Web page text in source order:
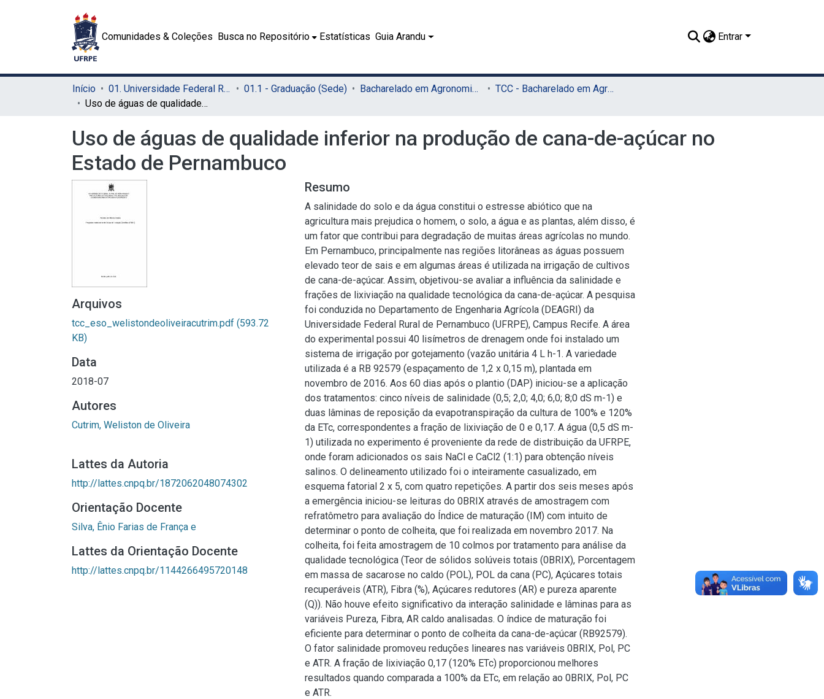
Comunidades & Coleções Busca no Repositório Estatísticas Guia Arandu Entrar
Início 01. Universidade Federal Rural de Pernambuco - UFRPE (Sede) 01.1 - Graduação (Sede) Bacharelado em Agronomia (Sede)
TCC - Bacharelado em Agronomia (Sede)
Uso de águas de qualidade inferior na produção de cana-de-açúcar no Estado de Pernambuco
Uso de águas de qualidade inferior na produção de cana-de-açúcar no
Estado de Pernambuco
Arquivos
tcc_eso_welistondeoliveiracutrim.pdf (593.72
KB)
Data
2018-07
Autores
Cutrim, Weliston de Oliveira
Lattes da Autoria
http://lattes.cnpq.br/1872062048074302
Orientação Docente
Silva, Ênio Farias de França e
Lattes da Orientação Docente
http://lattes.cnpq.br/1144266495720148
Resumo
A salinidade do solo e da água constitui o estresse abiótico que na
agricultura mais prejudica o homem, o solo, a água e as plantas, além disso, é
um fator que contribui para degradação de muitas áreas agrícolas no mundo.
Em Pernambuco, principalmente nas regiões litorâneas as águas possuem
elevado teor de sais e em algumas áreas é utilizada na irrigação de cultivos
de cana-de-açúcar. Assim, objetivou-se avaliar a influência da salinidade e
frações de lixiviação na qualidade tecnológica da cana-de-açúcar. A pesquisa
foi conduzida no Departamento de Engenharia Agrícola (DEAGRI) da
Universidade Federal Rural de Pernambuco (UFRPE), Campus Recife. A área
do experimental possui 40 lisímetros de drenagem onde foi instalado um
sistema de irrigação por gotejamento (vazão unitária 4 L h-1. A variedade
utilizada é a RB 92579 (espaçamento de 1,2 x 0,15 m), plantada em
novembro de 2016. Aos 60 dias após o plantio (DAP) iniciou-se a aplicação
dos tratamentos: cinco níveis de salinidade (0,5; 2,0; 4,0; 6,0; 8;0 dS m-1) e
duas lâminas de reposição da evapotranspiração da cultura de 100% e 120%
da ETc, correspondentes a fração de lixiviação de 0 e 0,17. A água (0,5 dS m-
1) utilizada no experimento é proveniente da rede de distribuição da UFRPE,
onde foram adicionados os sais NaCl e CaCl2 (1:1) para obtenção níveis
salinos. O delineamento utilizado foi o inteiramente casualizado, em
esquema fatorial 2 x 5, com quatro repetições. A partir dos seis meses após
a emergência iniciou-se leituras do 0BRIX através de amostragem com
refratômetro para avaliação do Índice de maturação (IM) com intuito de
determinar o ponto de colheita, que foi realizada em novembro 2017. Na
colheita, foi feita amostragem de 10 colmos por tratamento para análise da
qualidade tecnológica (Teor de sólidos solúveis totais (0BRIX), Porcentagem
em massa de sacarose no caldo (POL), POL da cana (PC), Açúcares totais
recuperáveis (ATR), Fibra (%), Açúcares redutores (AR) e pureza aparente
(Q)). Não houve efeito significativo da interação salinidade e lâminas para as
variáveis Pureza, Fibra, AR caldo analisadas. O índice de maturação foi
eficiente para determinar o ponto de colheita da cana-de-açúcar (RB92579).
O fator salinidade promoveu reduções lineares nas variáveis 0BRIX, Pol, PC
e ATR. A fração de lixiviação 0,17 (120% ETc) proporcionou melhores
resultados quando comparada a 100% da ETc, em relação ao 0BRIX, Pol, PC
e ATR.